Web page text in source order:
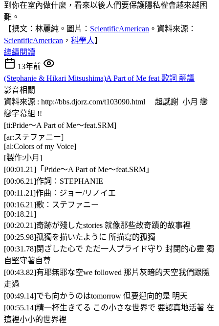
到你在室內做什麼，看來以後人們要保護隱私權會越來越困
難。
【撰文：林麗純。圖片： ScientificAmerican 。資料來源：
ScientificAmerican ， 科學人】
繼續閱讀
13年前
(Stephanie & Hikari Mitsushima)A Part of Me feat 歌詞 翻譯
影音相關
資料來源 : http://bbs.djorz.com/t103090.html 超感謝 小月 戀
戀字幕組 !!
[ti:Pride～A Part of Me～feat.SRM]
[ar:ステファニー]
[al:Colors of my Voice]
[製作:小月]
[00:01.21]「Pride～A Part of Me～feat.SRM」
[00:06.21]作詞∶STEPHANIE
[00:11.21]作曲∶ジョー/リノイエ
[00:16.21]歌∶ステファニー
[00:18.21]
[00:20.21]奇跡が殘したstories 就像那些故奇蹟的故事裡
[00:25.98]孤獨を描いたように 所描寫的孤獨
[00:31.78]閉ざした心で ただ一人プライド守り 封閉的心靈 獨
自堅守著自尊
[00:43.82]有耶無耶な空we followed 那片灰暗的天空我們跟隨
走過
[00:49.14]でも向かうのはtomorrow 但要迎向的是 明天
[00:55.14]精一杯生きてる この小さな世界で 要認真地活著 在
這裡小小的世界裡